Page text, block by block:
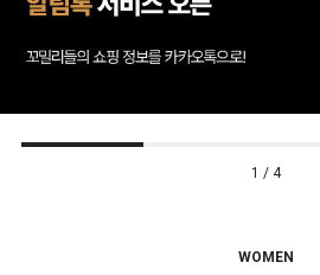
1 / 4
WOMEN